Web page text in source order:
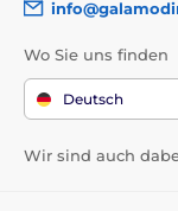
Wo Sie uns finden
Deutsch
Wir sind auch